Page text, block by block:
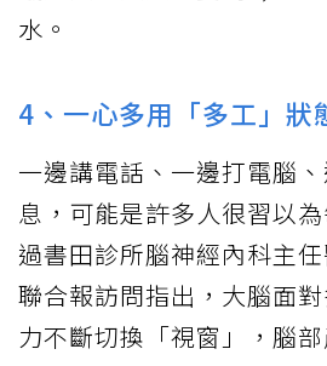
水。
4、一心多用「多工」狀
一邊講電話、一邊打電腦
息，可能是許多人很習以
過書田診所腦神經內科主
聯合報訪問指出，大腦面
力不斷切換「視窗」，腦